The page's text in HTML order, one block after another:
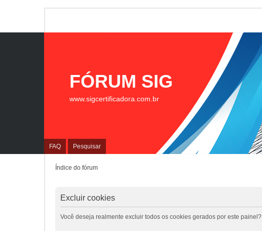
FAQ Pesquisar
FÓRUM SIG
www.sigcertificadora.com.br
Índice do fórum
Excluir cookies
Você deseja realmente excluir todos os cookies gerados por este painel?